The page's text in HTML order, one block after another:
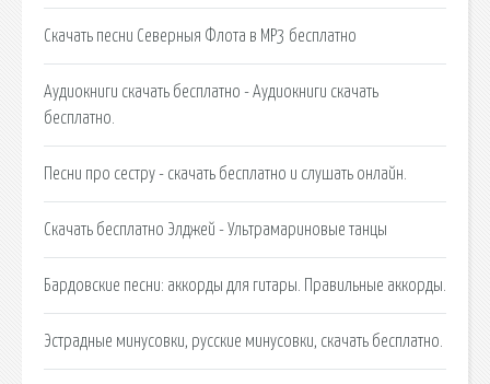
Скачать песни Северныя Флота в MP3 бесплатно
Аудиокниги скачать бесплатно - Аудиокниги скачать
бесплатно.
Песни про сестру - скачать бесплатно и слушать онлайн.
Скачать бесплатно Элджей - Ультрамариновые танцы
Бардовские песни: аккорды для гитары. Правильные аккорды.
Эстрадные минусовки, русские минусовки, скачать бесплатно.